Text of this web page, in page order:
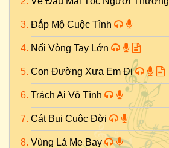
Đắp Mộ Cuộc Tình
Nối Vòng Tay Lớn
Con Đường Xưa Em Đi
Trách Ai Vô Tình
Cát Bụi Cuộc Đời
Vùng Lá Me Bay